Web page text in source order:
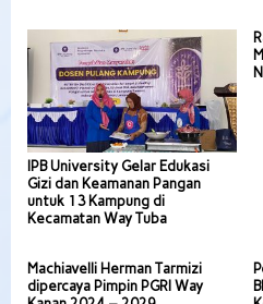
IPB University Gelar Edukasi
Gizi dan Keamanan Pangan
untuk 13 Kampung di
Kecamatan Way Tuba
Machiavelli Herman Tarmizi
dipercaya Pimpin PGRI Way